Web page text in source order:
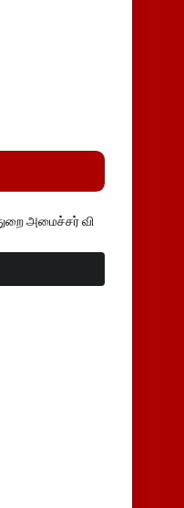
வாசித்து வருகிறார். �.